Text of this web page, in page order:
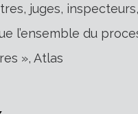
juges,
l’ensemble du
», Atlas